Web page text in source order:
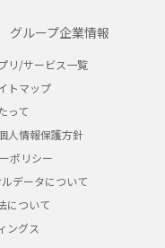
グループ企業情報
リ/サービス一覧
トマップ
って
人情報保護方針
ポリシー
データについて
について
ングス